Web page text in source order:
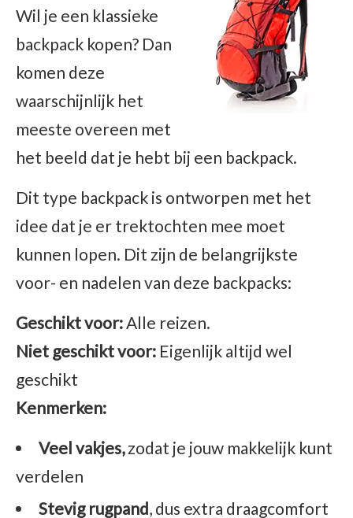
Wil je een klassieke
backpack kopen? Dan
komen deze
waarschijnlijk het
meeste overeen met
het beeld dat je hebt bij een backpack.
Dit type backpack is ontworpen met het
idee dat je er trektochten mee moet
kunnen lopen. Dit zijn de belangrijkste
voor- en nadelen van deze backpacks:
Geschikt voor:Alle reizen.
Niet geschikt voor: Eigenlijk altijd wel
geschikt
Kenmerken:
Veel vakjes,zodat je jouw makkelijk kunt
verdelen
Stevig rugpand, dus extra draagcomfort